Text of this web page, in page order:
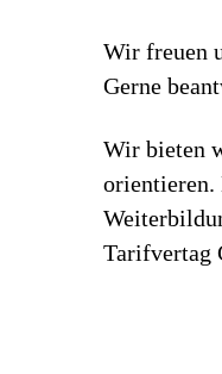
Wir freuen
Gerne
Wir bieten
orientieren.
Tarifvertag